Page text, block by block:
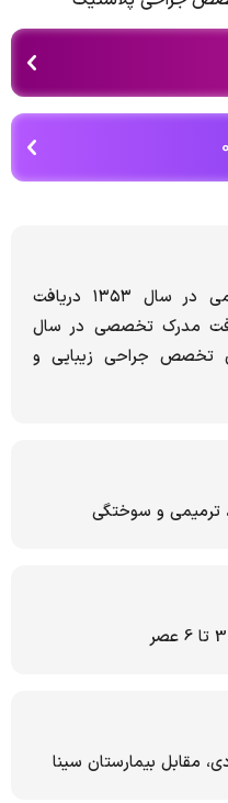
اتمام دوره پزشکی عمومی در سال ۱۳۵۳ دریافت
مدرک تخصصی در سال
تخصص جراحی زیبایی و
ترمیمی و سوختگی
مقابل بیمارستان سینا